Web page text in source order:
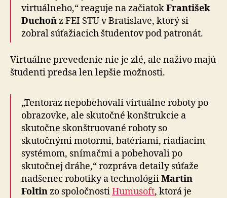
virtuálneho,“ reaguje na začiatokFrantišek
Duchoňz FEI STU v Bratislave, ktorý si
zobral súťažiacich študentov pod patronát.
Virtuálne prevedenie nie je zlé, ale naživo majú
študenti predsa len lepšie možnosti.
„Tentoraz nepobehovali virtuálne roboty po
obrazovke, ale skutočné konštrukcie a
skutočne skonštruované roboty so
skutočnými motormi, batériami, riadiacim
systémom, snímačmi a pobehovali po
skutočnej dráhe,“ rozpráva detaily súťaže
nadšenec robotiky a technológiiMartin
Foltinzo spoločnostiHumusoft, ktorá je